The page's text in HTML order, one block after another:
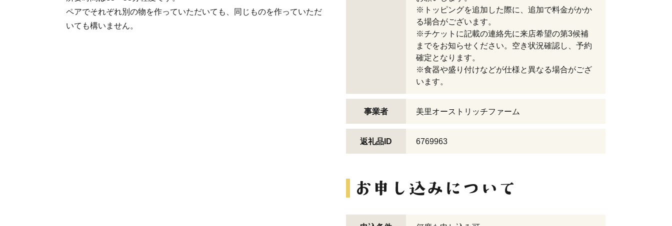
ペアでそれぞれ別の物を作っていただいても、同じものを作っていただ
いても構いません。
※トッピングを追加した際に、追加で料金がかか
る場合がございます。
※チケットに記載の連絡先に来店希望の第3候補
までをお知らせください。空き状況確認し、予約
確定となります。
※食器や盛り付けなどが仕様と異なる場合がござ
います。
事業者 美里オーストリッチファーム
返礼品ID 6769963